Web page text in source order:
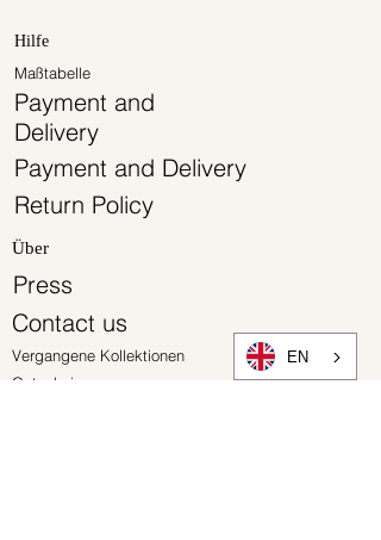
Hilfe
Maßtabelle
Payment and
Delivery
Payment and Delivery
Return Policy
Über
Press
Contact us
Vergangene Kollektionen
Gutscheine
EN